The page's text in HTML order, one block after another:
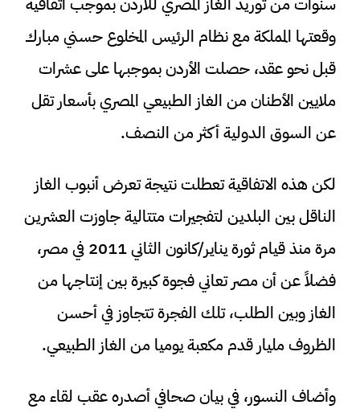
وقعتها المملكة مع نظام الرئيس المخلوع حسني مبارك
قبل نحو عقد، حصلت الأردن بموجبها على عشرات
ملايين الأطنان من الغاز الطبيعي المصري بأسعار تقل
عن السوق الدولية أكثر من النصف.
لكن هذه الاتفاقية تعطلت نتيجة تعرض أنبوب الغاز
الناقل بين البلدين لتفجيرات متتالية جاوزت العشرين
مرة منذ قيام ثورة يناير/كانون الثاني 2011 في مصر،
فضلاً عن أن مصر تعاني فجوة كبيرة بين إنتاجها من
الغاز وبين الطلب، تلك الفجرة تتجاوز في أحسن
الظروف مليار قدم مكعبة يوميا من الغاز الطبيعي.
وأضاف النسور، في بيان صحافي أصدره عقب لقاء مع